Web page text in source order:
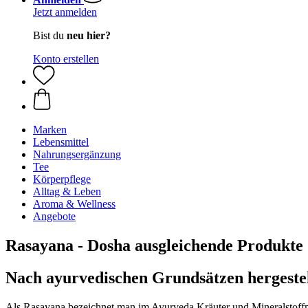
Jetzt anmelden
Bist du neu hier?
Konto erstellen
Marken
Lebensmittel
Nahrungsergänzung
Tee
Körperpflege
Alltag & Leben
Aroma & Wellness
Angebote
Rasayana - Dosha ausgleichende Produkte
Nach ayurvedischen Grundsätzen